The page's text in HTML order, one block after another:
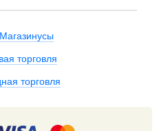
торговля
торговля